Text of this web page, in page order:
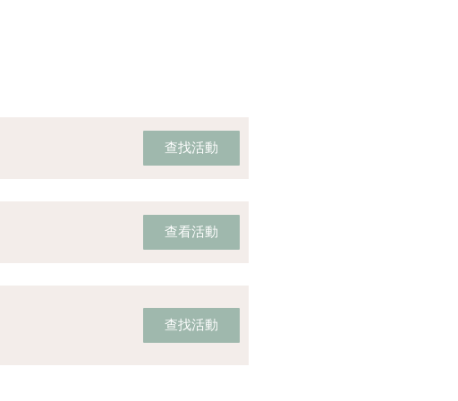
查找活動
查看活動
查找活動